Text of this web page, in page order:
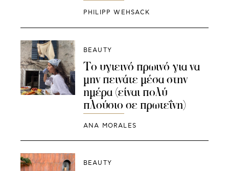
PHILIPP WEHSACK
BEAUTY
Το υγιεινό πρωινό για να
μην πεινάτε μέσα στην
ημέρα (είναι πολύ
πλούσιο σε πρωτεΐνη)
ANA MORALES
BEAUTY